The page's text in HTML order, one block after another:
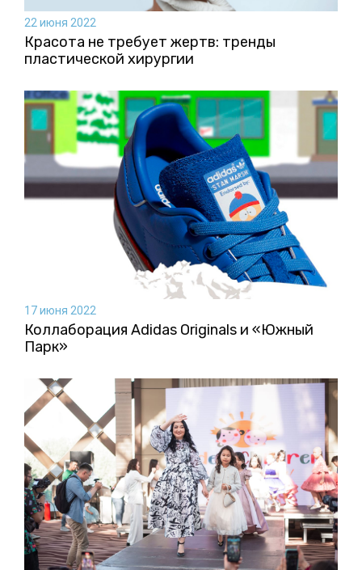
22 июня 2022
Красота не требует жертв: тренды
пластической хирургии
17 июня 2022
Коллаборация Аdidas Originals и «Южный
Парк»